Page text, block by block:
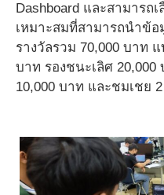
Dashboard และสามาร
เหมาะสมที่สามารถนำข้อ
รางวัลรวม 70,000 บาท
บาท รองชนะเลิศ
10,000 บาท และชมเชย